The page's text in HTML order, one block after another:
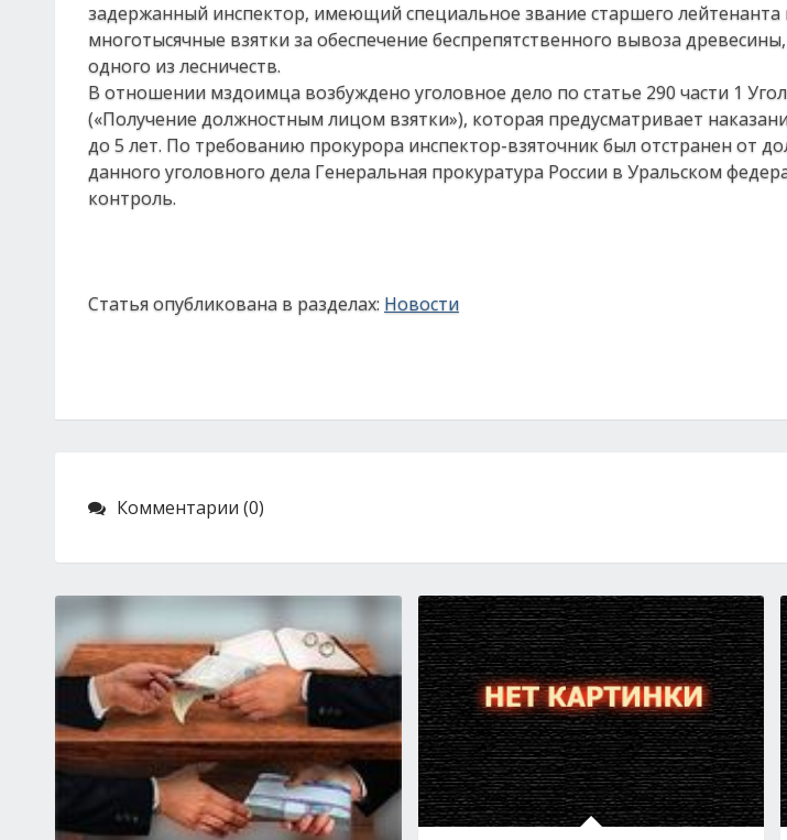
задержанный инспектор, имеющий специальное звание старшего
многотысячные взятки за обеспечение беспрепятственного вывоза
одного из лесничеств.
В отношении мздоимца возбуждено уголовное дело по статье 290 части 1
(«Получение должностным лицом взятки»), которая предусматривает
до 5 лет. По требованию прокурора инспектор-взяточник был отстранен от
данного уголовного дела Генеральная прокуратура России в Уральском
контроль.
Статья опубликована в разделах: Новости
Комментарии (0)